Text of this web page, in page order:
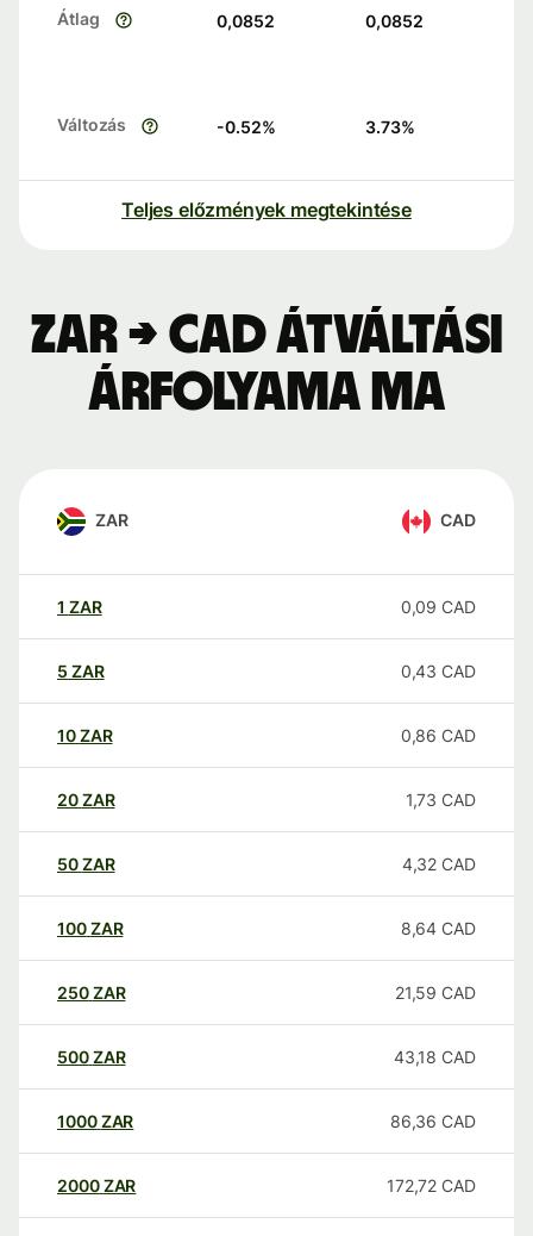
Átlag 0,0852 0,0852
Változás -0.52% 3.73%
Teljes előzmények megtekintése
ZAR → CAD átváltási
árfolyama ma
ZAR CAD
1 ZAR 0,09 CAD
5 ZAR 0,43 CAD
10ZAR 0,86 CAD
20ZAR 1,73 CAD
50ZAR 4,32 CAD
100ZAR 8,64 CAD
250ZAR 21,59 CAD
500ZAR 43,18 CAD
1000ZAR 86,36 CAD
2000ZAR 172,72 CAD